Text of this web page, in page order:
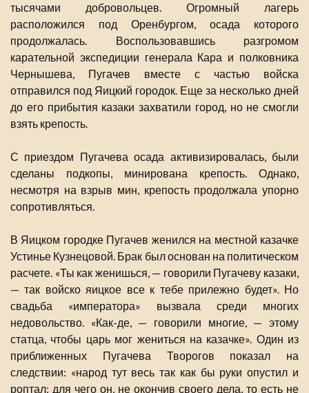
тысячами добровольцев. Огромный лагерь
расположился под Оренбургом, осада которого
продолжалась. Воспользовавшись разгромом
карательной экспедиции генерала Кара и полковника
Чернышева, Пугачев вместе с частью войска
отправился под Яицкий городок. Еще за несколько дней
до его прибытия казаки захватили город, но не смогли
взять крепость.
С приездом Пугачева осада активизировалась, были
сделаны подкопы, минирована крепость. Однако,
несмотря на взрыв мин, крепость продолжала упорно
сопротивляться.
В Яицком городке Пугачев женился на местной казачке
Устинье Кузнецовой. Брак был основан на политическом
расчете. «Ты как женишься, — говорили Пугачеву казаки,
— так войско яицкое все к тебе прилежно будет». Но
свадьба «императора» вызвала среди многих
недовольство. «Как-де, — говорили многие, — этому
статца, чтобы царь мог жениться на казачке». Один из
приближенных Пугачева Творогов показал на
следствии: «народ тут весь так как бы руки опустил и
роптал: для чего он, не окончив своего дела, то есть не